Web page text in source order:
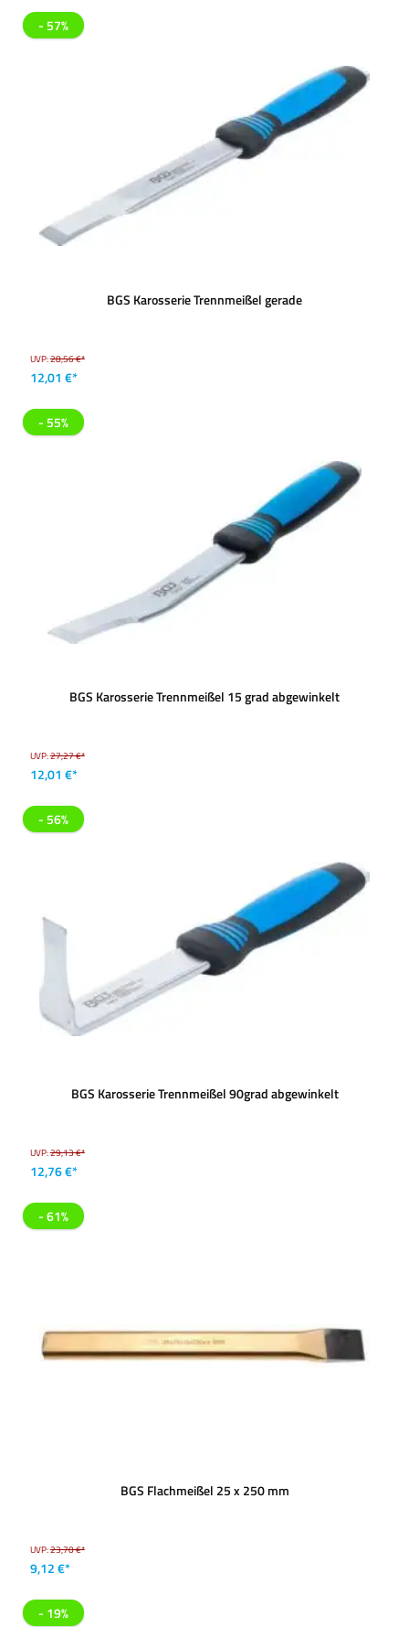
- 57%
BGS Karosserie Trennmeißel gerade
UVP:28,56 €*
12,01 €*
- 55%
BGS Karosserie Trennmeißel 15 grad abgewinkelt
UVP:27,27 €*
12,01 €*
- 56%
BGS Karosserie Trennmeißel 90grad abgewinkelt
UVP:29,13 €*
12,76 €*
- 61%
BGS Flachmeißel 25 x 250 mm
UVP:23,70 €*
9,12 €*
- 19%